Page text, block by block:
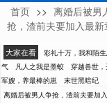
全木言
首页 >> 离婚后被男
抢，渣前夫要加入最新
大家在看 彩礼十万，我和陌
气
凡人之我是墨蛟 穿越兽世
军嫂，养最棒的崽
末世黑暗纪
离婚后被男人争抢，渣前夫要加